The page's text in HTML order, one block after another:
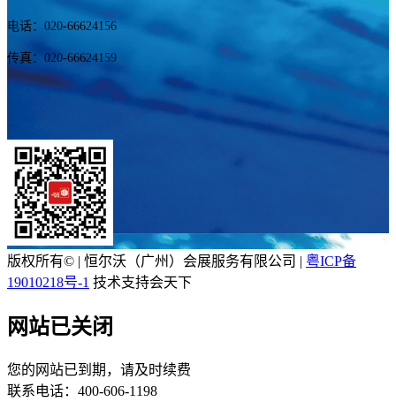
电话：020-66624156
传真：020-66624159
版权所有© | 恒尔沃（广州）会展服务有限公司 | 粤ICP备
19010218号-1 技术支持会天下
网站已关闭
您的网站已到期，请及时续费
联系电话：400-606-1198